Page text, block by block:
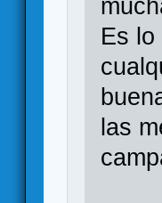
Es
las